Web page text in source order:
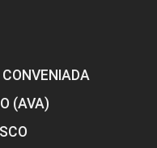
(AVA)